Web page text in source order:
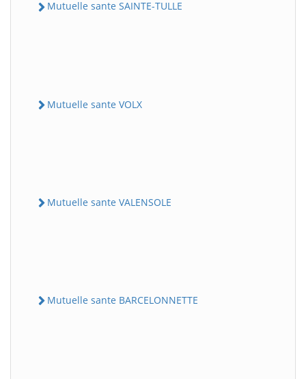
Mutuelle sante SAINTE-TULLE
Mutuelle sante VOLX
Mutuelle sante VALENSOLE
Mutuelle sante BARCELONNETTE